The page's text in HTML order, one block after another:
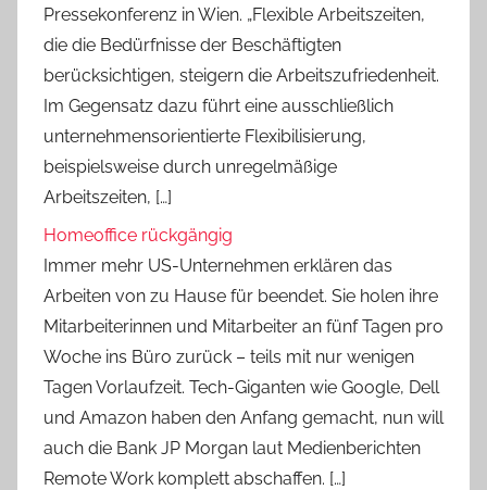
Pressekonferenz in Wien. „Flexible Arbeitszeiten,
die die Bedürfnisse der Beschäftigten
berücksichtigen, steigern die Arbeitszufriedenheit.
Im Gegensatz dazu führt eine ausschließlich
unternehmensorientierte Flexibilisierung,
beispielsweise durch unregelmäßige
Arbeitszeiten, […]
Homeoffice rückgängig
Immer mehr US-Unternehmen erklären das
Arbeiten von zu Hause für beendet. Sie holen ihre
Mitarbeiterinnen und Mitarbeiter an fünf Tagen pro
Woche ins Büro zurück – teils mit nur wenigen
Tagen Vorlaufzeit. Tech-Giganten wie Google, Dell
und Amazon haben den Anfang gemacht, nun will
auch die Bank JP Morgan laut Medienberichten
Remote Work komplett abschaffen. […]